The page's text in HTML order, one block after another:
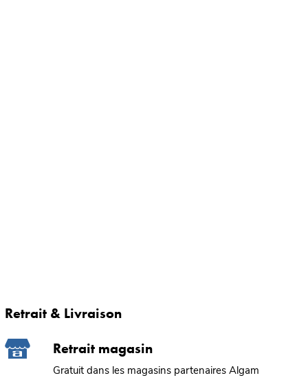
Retrait & Livraison
Retrait magasin
Gratuit dans les magasins partenaires Algam